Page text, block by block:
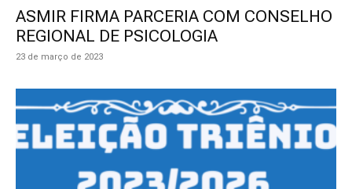
ASMIR FIRMA PARCERIA COM CONSELHO
REGIONAL DE PSICOLOGIA
23 de março de 2023